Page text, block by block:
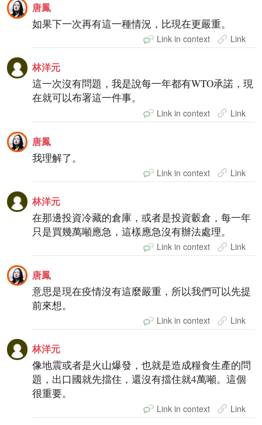
唐鳳
如果下一次再有這一種情況，比現在更嚴重。
Link in context Link
林洋元
這一次沒有問題，我是說每一年都有WTO承諾，現
在就可以布署這一件事。
Link in context Link
唐鳳
我理解了。
Link in context Link
林洋元
在那邊投資冷藏的倉庫，或者是投資轂倉，每一年
只是買幾萬噸應急，這樣應急沒有辦法處理。
Link in context Link
唐鳳
意思是現在疫情沒有這麼嚴重，所以我們可以先提
前來想。
Link in context Link
林洋元
像地震或者是火山爆發，也就是造成糧食生產的問
題，出口國就先擋住，還沒有擋住就4萬噸。這個
很重要。
Link in context Link